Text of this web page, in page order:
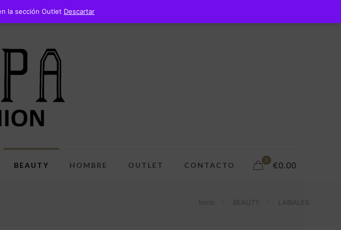
BEAUTY HOMBRE OUTLET CONTACTO
0 €0.00
Inicio BEAUTY LABIALES
la sección Outlet Descartar